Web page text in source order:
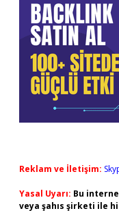
Reklam ve İletişim:
Yasal Uyarı: Bu
veya şahıs şirketi ile